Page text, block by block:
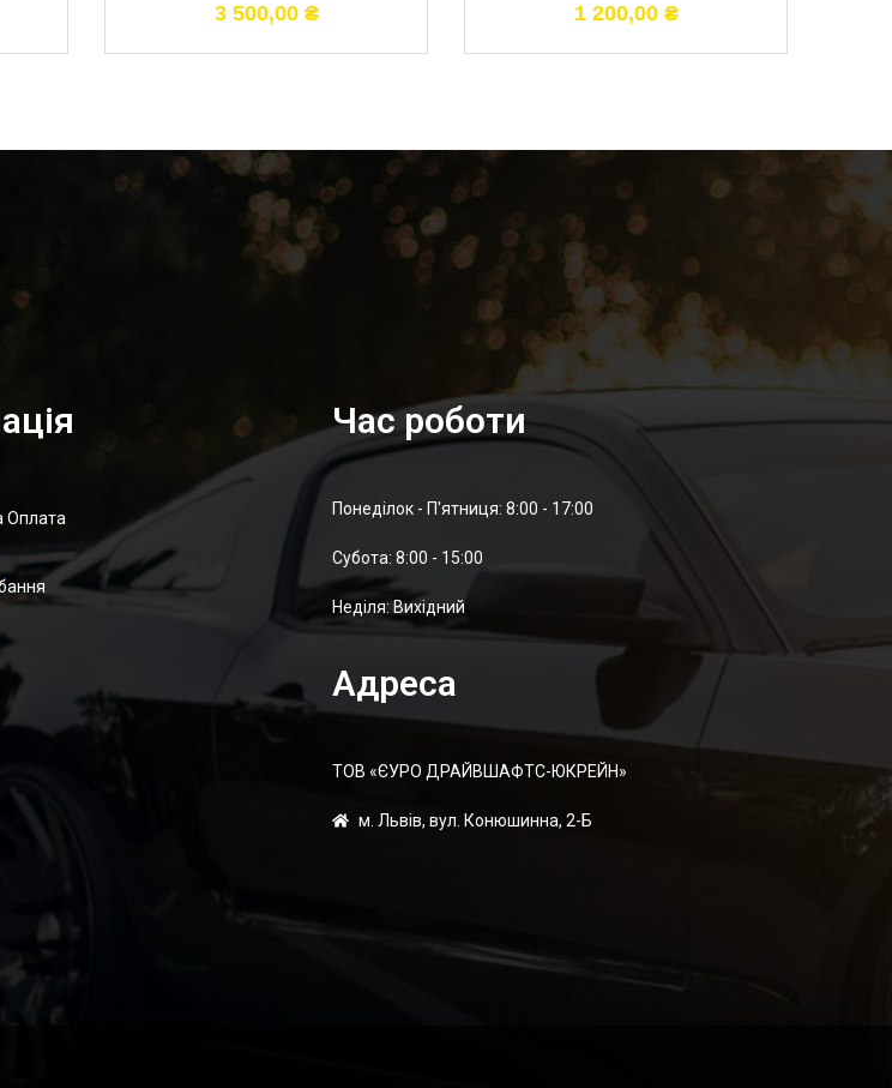
3 500,00 ₴ 1 200,00 ₴
Оплата
Час роботи
Понеділок - П'ятниця: 8:00 - 17:00
Суботa: 8:00 - 15:00
Неділя: Вихідний
Адреса
ТОВ «ЄУРО ДРАЙВШАФТC-ЮКРЕЙН»
м. Львів, вул. Конюшинна, 2-Б